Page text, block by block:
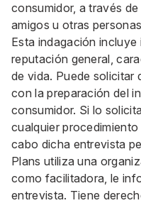
consumidor, a través
amigos u otras
Esta indagación
reputación general,
de vida. Puede solicitar
con la preparación del
consumidor. Si lo
cualquier
cabo dicha entrevista
Plans utiliza una
como facilitadora, le
entrevista. Tiene